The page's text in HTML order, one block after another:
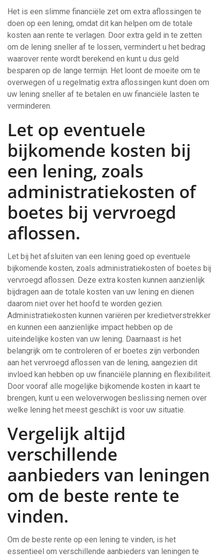
Het is een slimme financiële zet om extra aflossingen te
doen op een lening, omdat dit kan helpen om de totale
kosten aan rente te verlagen. Door extra geld in te zetten
om de lening sneller af te lossen, vermindert u het bedrag
waarover rente wordt berekend en kunt u dus geld
besparen op de lange termijn. Het loont de moeite om te
overwegen of u regelmatig extra aflossingen kunt doen om
uw lening sneller af te betalen en uw financiële lasten te
verminderen.
Let op eventuele
bijkomende kosten bij
een lening, zoals
administratiekosten of
boetes bij vervroegd
aflossen.
Let bij het afsluiten van een lening goed op eventuele
bijkomende kosten, zoals administratiekosten of boetes bij
vervroegd aflossen. Deze extra kosten kunnen aanzienlijk
bijdragen aan de totale kosten van uw lening en dienen
daarom niet over het hoofd te worden gezien.
Administratiekosten kunnen variëren per kredietverstrekker
en kunnen een aanzienlijke impact hebben op de
uiteindelijke kosten van uw lening. Daarnaast is het
belangrijk om te controleren of er boetes zijn verbonden
aan het vervroegd aflossen van de lening, aangezien dit
invloed kan hebben op uw financiële planning en flexibiliteit.
Door vooraf alle mogelijke bijkomende kosten in kaart te
brengen, kunt u een weloverwogen beslissing nemen over
welke lening het meest geschikt is voor uw situatie.
Vergelijk altijd
verschillende
aanbieders van leningen
om de beste rente te
vinden.
Om de beste rente op een lening te vinden, is het
essentieel om verschillende aanbieders van leningen te